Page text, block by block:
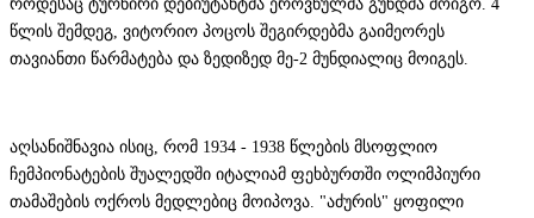
როდესაც ტურნირი დებიუტანტმა ეროვნულმა გუნდმა მოიგო. 4
წლის შემდეგ, ვიტორიო პოცოს შეგირდებმა გაიმეორეს
თავიანთი წარმატება და ზედიზედ მე-2 მუნდიალიც მოიგეს.
აღსანიშნავია ისიც, რომ 1934 - 1938 წლების მსოფლიო
ჩემპიონატების შუალედში იტალიამ ფეხბურთში ოლიმპიური
თამაშების ოქროს მედლებიც მოიპოვა. "აძურის" ყოფილი